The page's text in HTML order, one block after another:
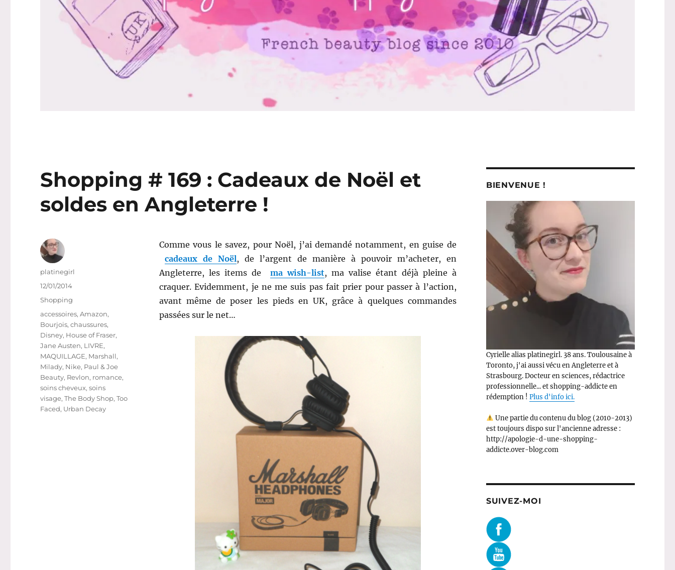
Shopping # 169 : Cadeaux de Noël et
soldes en Angleterre !
Comme vous le savez, pour Noël, j’ai demandé notamment, en guise de
cadeaux de Noël, de l’argent de manière à pouvoir m’acheter, en
Angleterre, les items de
ma wish-list, ma valise étant déjà pleine à
craquer. Evidemment, je ne me suis pas fait prier pour passer à l’action,
avant même de poser les pieds en UK, grâce à quelques commandes
passées sur le net…
Auteur
platinegirl
Publié
le
12/01/2014
Catégories
Shopping
Étiquettes
accessoires,Amazon,
Bourjois,chaussures,
Disney, House of Fraser,
Jane Austen, LIVRE,
MAQUILLAGE, Marshall,
Milady, Nike, Paul & Joe
Beauty, Revlon, romance,
soins cheveux,soins
visage,The Body Shop,Too
Faced, Urban Decay
BIENVENUE !
Cyrielle alias platinegirl. 38 ans. Toulousaine à
Toronto, j'ai aussi vécu en Angleterre et à
Strasbourg. Docteur en sciences, rédactrice
professionnelle... et shopping-addicte en
rédemption ! Plus d'info ici.
Une partie du contenu du blog (2010-2013)
est toujours dispo sur l'ancienne adresse :
http://apologie-d-une-shopping-
addicte.over-blog.com
SUIVEZ-MOI